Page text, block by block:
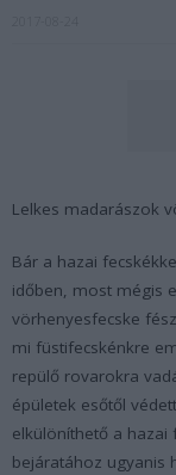
Lelkes madarászok
Bár a hazai
időben, most mégis
vörhenyesfecske
mi füstifecskénkre
repülő rovarokra
épületek esőtől
elkülöníthető a
bejáratához ugyanis